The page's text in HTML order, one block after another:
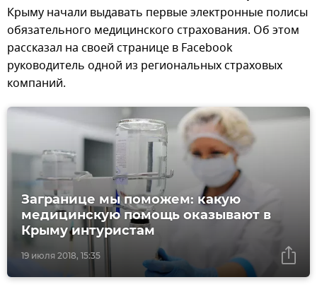
Крыму начали выдавать первые электронные полисы
обязательного медицинского страхования. Об этом
рассказал на своей странице в Facebook
руководитель одной из региональных страховых
компаний.
19 июля 2018, 15:35
Загранице мы поможем: какую
медицинскую помощь оказывают в
Крыму интуристам